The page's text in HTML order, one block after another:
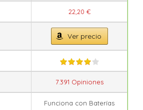
22,20 €
Ver precio
7.391 Opiniones
Funciona con Baterías